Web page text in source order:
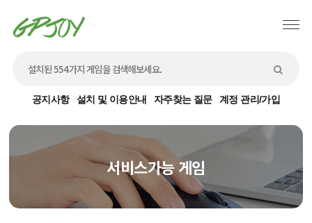
공지사항 설치 및 이용안내 자주찾는 질문 계정 관리/가입
서비스가능 게임